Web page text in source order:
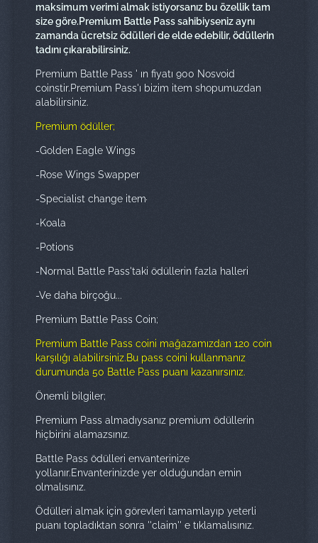
maksimum verimi almak istiyorsanız bu özellik tam
size göre.Premium Battle Pass sahibiyseniz aynı
zamanda ücretsiz ödülleri de elde edebilir, ödüllerin
tadını çıkarabilirsiniz.
Premium Battle Pass ' ın fiyatı 900 Nosvoid
coinstir.Premium Pass'ı bizim item shopumuzdan
alabilirsiniz.
Premium ödüller;
-Golden Eagle Wings
-Rose Wings Swapper
-Specialist change item
-Koala
-Potions
-Normal Battle Pass'taki ödüllerin fazla halleri
-Ve daha birçoğu...
Premium Battle Pass Coin;
Premium Battle Pass coini mağazamızdan 120 coin
karşılığı alabilirsiniz.Bu pass coini kullanmanız
durumunda 50 Battle Pass puanı kazanırsınız.
Önemli bilgiler;
Premium Pass almadıysanız premium ödüllerin
hiçbirini alamazsınız.
Battle Pass ödülleri envanterinize
yollanır.Envanterinizde yer olduğundan emin
olmalısınız.
Ödülleri almak için görevleri tamamlayıp yeterli
puanı topladıktan sonra ''claim'' e tıklamalısınız.